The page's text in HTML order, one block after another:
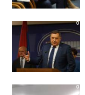
0
0